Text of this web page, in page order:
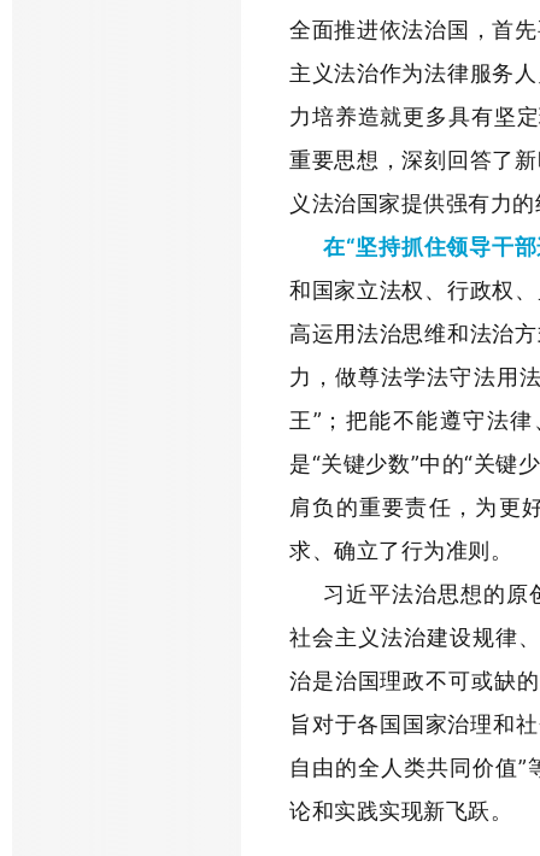
全面推进依法治国，首
主义法治作为法律服务
力培养造就更多具有坚
重要思想，深刻回答了
义法治国家提供强有力
在“坚持抓住领导干
和国家立法权、行政权
高运用法治思维和法治
力，做尊法学法守法用
王”；把能不能遵守法
是“关键少数”中的“关键
肩负的重要责任，为更
求、确立了行为准则。
习近平法治思想的原
社会主义法治建设规律
治是治国理政不可或缺
旨对于各国国家治理和
自由的全人类共同价值
论和实践实现新飞跃。